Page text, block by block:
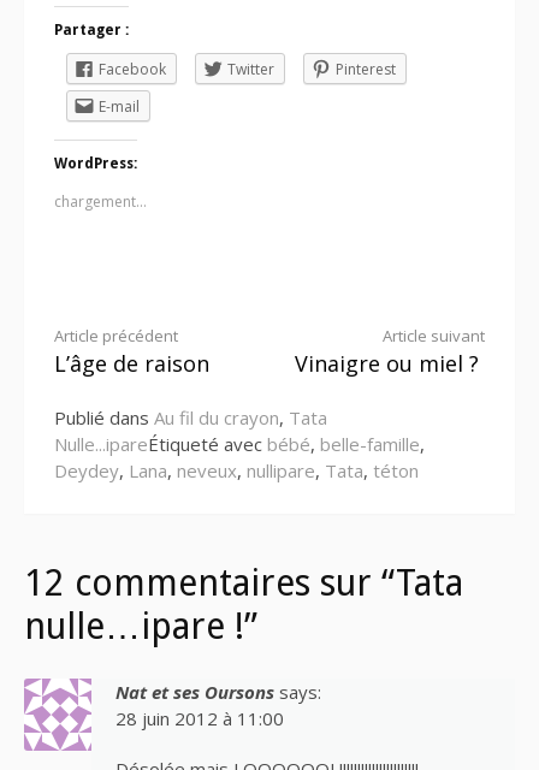
Partager :
Facebook Twitter
Pinterest
E-mail
WordPress:
chargement…
Lire
suite
Article précédent
L’âge de raison
Article suivant
Vinaigre ou miel ?
Publié dans Au fil du crayon, Tata
Nulle...ipareÉtiqueté avec bébé, belle-famille,
Deydey, Lana, neveux, nullipare, Tata, téton
12 commentaires sur “Tata
nulle…ipare !”
Nat et ses Oursons says:
28 juin 2012 à 11:00